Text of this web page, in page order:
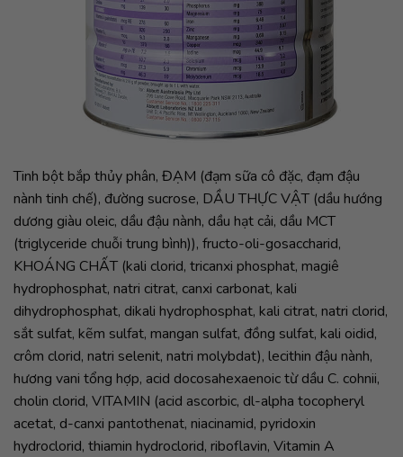
Tinh bột bắp thủy phân, ĐẠM (đạm sữa cô đặc, đạm đậu
nành tinh chế), đường sucrose, DẦU THỰC VẬT (dầu hướng
dương giàu oleic, dầu đậu nành, dầu hạt cải, dầu MCT
(triglyceride chuỗi trung bình)), fructo-oli-gosaccharid,
KHOÁNG CHẤT (kali clorid, tricanxi phosphat, magiê
hydrophosphat, natri citrat, canxi carbonat, kali
dihydrophosphat, dikali hydrophosphat, kali citrat, natri clorid,
sắt sulfat, kẽm sulfat, mangan sulfat, đồng sulfat, kali oidid,
crôm clorid, natri selenit, natri molybdat), lecithin đậu nành,
hương vani tổng hợp, acid docosahexaenoic từ dầu C. cohnii,
cholin clorid, VITAMIN (acid ascorbic, dl-alpha tocopheryl
acetat, d-canxi pantothenat, niacinamid, pyridoxin
hydroclorid, thiamin hydroclorid, riboflavin, Vitamin A